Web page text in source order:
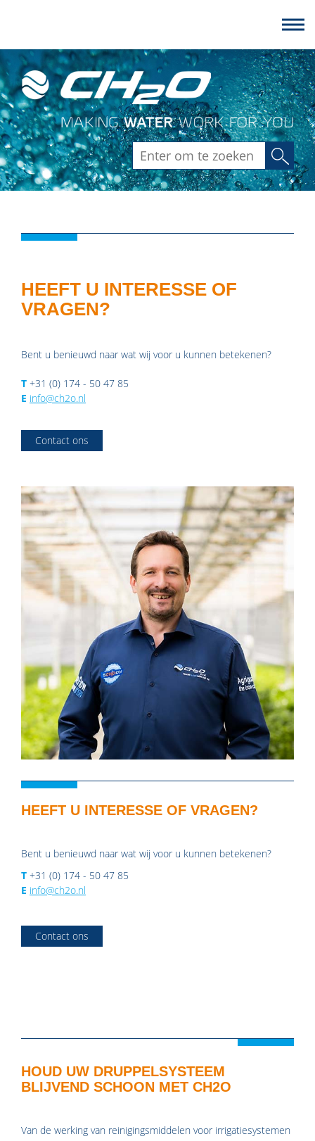
Zoeken
HEEFT U INTERESSE OF
VRAGEN?
Bent u benieuwd naar wat wij voor u kunnen betekenen?
T +31 (0) 174 - 50 47 85
E info@ch2o.nl
Contact ons
HEEFT U INTERESSE OF VRAGEN?
Bent u benieuwd naar wat wij voor u kunnen betekenen?
T +31 (0) 174 - 50 47 85
E info@ch2o.nl
Contact ons
HOUD UW DRUPPELSYSTEEM
BLIJVEND SCHOON MET CH2O
Van de werking van reinigingsmiddelen voor irrigatiesystemen